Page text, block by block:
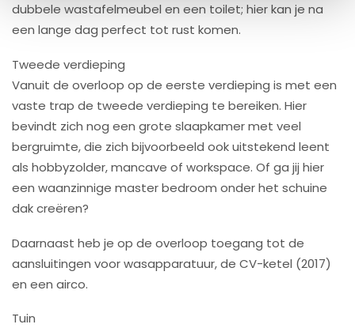
dubbele wastafelmeubel en een toilet; hier kan je na
een lange dag perfect tot rust komen.
Tweede verdieping
Vanuit de overloop op de eerste verdieping is met een
vaste trap de tweede verdieping te bereiken. Hier
bevindt zich nog een grote slaapkamer met veel
bergruimte, die zich bijvoorbeeld ook uitstekend leent
als hobbyzolder, mancave of workspace. Of ga jij hier
een waanzinnige master bedroom onder het schuine
dak creëren?
Daarnaast heb je op de overloop toegang tot de
aansluitingen voor wasapparatuur, de CV-ketel (2017)
en een airco.
Tuin